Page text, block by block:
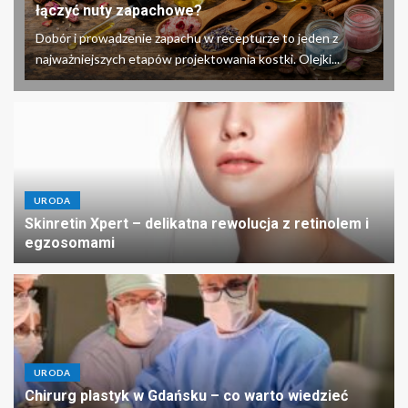
łączyć nuty zapachowe?
Dobór i prowadzenie zapachu w recepturze to jeden z
najważniejszych etapów projektowania kostki. Olejki...
URODA
Skinretin Xpert – delikatna rewolucja z retinolem i
egzosomami
URODA
Chirurg plastyk w Gdańsku – co warto wiedzieć